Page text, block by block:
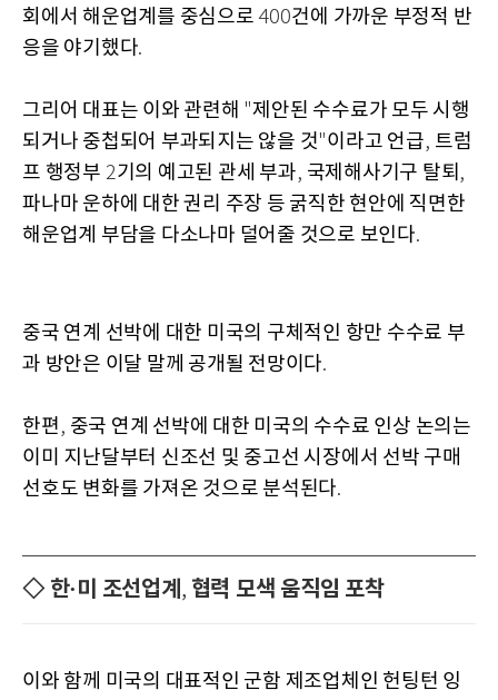
회에서 해운업계를 중심으로 400건에 가까운 부정적 반
응을 야기했다.
그리어 대표는 이와 관련해 "제안된 수수료가 모두 시행
되거나 중첩되어 부과되지는 않을 것"이라고 언급, 트럼
프 행정부 2기의 예고된 관세 부과, 국제해사기구 탈퇴 ,
파나마 운하에 대한 권리 주장 등 굵직한 현안에 직면한
해운업계 부담을 다소나마 덜어줄 것으로 보인다.
중국 연계 선박에 대한 미국의 구체적인 항만 수수료 부
과 방안은 이달 말께 공개될 전망이다.
한편, 중국 연계 선박에 대한 미국의 수수료 인상 논의는
이미 지난달부터 신조선 및 중고선 시장에서 선박 구매
선호도 변화를 가져온 것으로 분석된다.
◇ 한·미 조선업계 , 협력 모색 움직임 포착
이와 함께 미국의 대표적인 군함 제조업체인 헌팅턴 잉